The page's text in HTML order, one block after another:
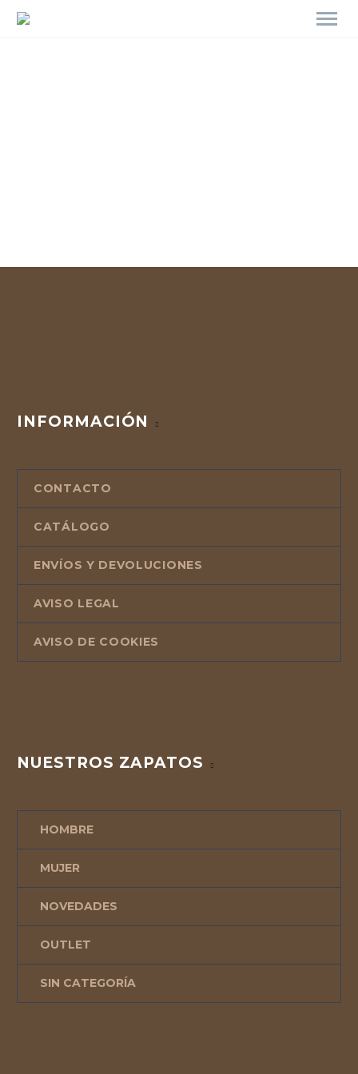
INFORMACIÓN
CONTACTO
CATÁLOGO
ENVÍOS Y DEVOLUCIONES
AVISO LEGAL
AVISO DE COOKIES
NUESTROS ZAPATOS
HOMBRE
MUJER
NOVEDADES
OUTLET
SIN CATEGORÍA